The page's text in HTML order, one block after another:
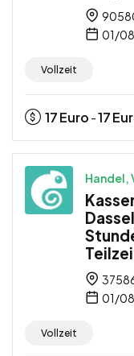
01/
Vollzeit
17Euro -17
Handel,
01/
Vollzeit